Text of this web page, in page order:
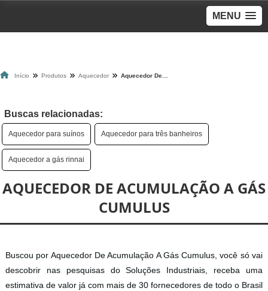
MENU
Início Produtos Aquecedor
Buscas relacionadas:
Aquecedor para suínos Aquecedor para três banheiros
Aquecedor a gás rinnai
AQUECEDOR DE ACUMULAÇÃO A GÁS
CUMULUS
Buscou por Aquecedor De Acumulação A Gás Cumulus, você só vai
descobrir nas pesquisas do Soluções Industriais, receba uma
estimativa de valor já com mais de 30 fornecedores de todo o Brasil